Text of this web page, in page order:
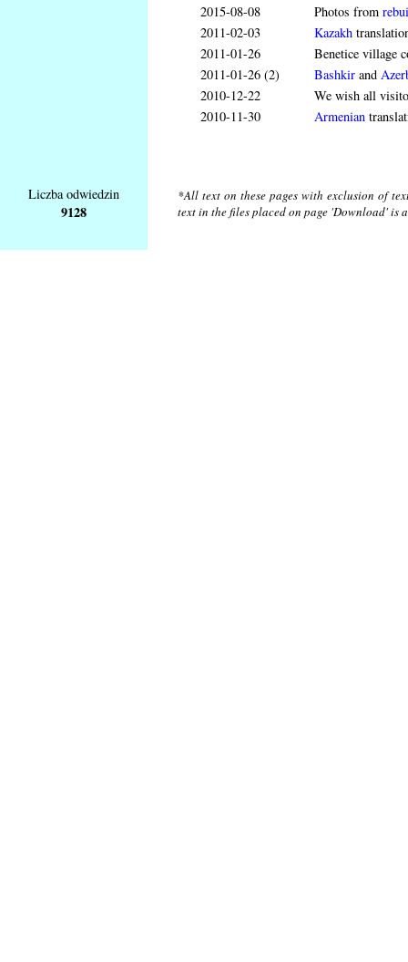
2015-08-08
Photos from
2011-02-03
Kazakh
2011-01-26
Benetice village
2011-01-26 (2)
Bashkir and
2010-12-22
We wish all
2010-11-30
Armenian
Liczba odwiedzin
9128
*All text on these pages with exclusion of
text in the files placed on page 'Download'